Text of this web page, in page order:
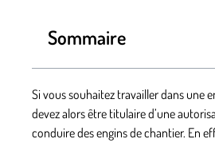
Sommaire
Si vous souhaitez travailler dans une
devez alors être titulaire d’une
conduire des engins de chantier. En